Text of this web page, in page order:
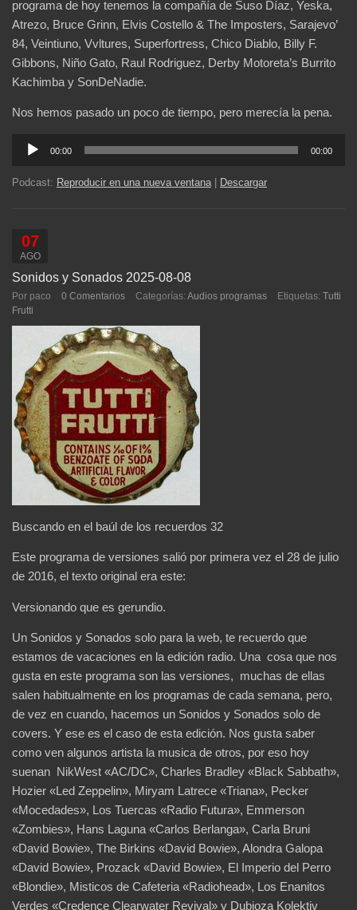
programa de hoy tenemos la compañía de Suso Díaz, Yeska,
Atrezo, Bruce Grinn, Elvis Costello & The Imposters, Sarajevo’
84, Veintiuno, Vvltures, Superfortress, Chico Diablo, Billy F.
Gibbons, Niño Gato, Raul Rodriguez, Derby Motoreta’s Burrito
Kachimba y SonDeNadie.
Nos hemos pasado un poco de tiempo, pero merecía la pena.
Reproductor
audio
00:00 00:00
Podcast: Reproducir en una nueva ventana| Descargar
07
AGO
Sonidos y Sonados 2025-08-08
Por paco 0 Comentarios Categorías: Audios programas Etiquetas: Tutti
Frutti
Buscando en el baúl de los recuerdos 32
Este programa de versiones salió por primera vez el 28 de julio
de 2016, el texto original era este:
Versionando que es gerundio.
Un Sonidos y Sonados solo para la web, te recuerdo que
estamos de vacaciones en la edición radio. Una cosa que nos
gusta en este programa son las versiones, muchas de ellas
salen habitualmente en los programas de cada semana, pero,
de vez en cuando, hacemos un Sonidos y Sonados solo de
covers. Y ese es el caso de esta edición. Nos gusta saber
como ven algunos artista la musica de otros, por eso hoy
suenan NikWest «AC/DC», Charles Bradley «Black Sabbath»,
Hozier «Led Zeppelin», Miryam Latrece «Triana», Pecker
«Mocedades», Los Tuercas «Radio Futura», Emmerson
«Zombies», Hans Laguna «Carlos Berlanga», Carla Bruni
«David Bowie», The Birkins «David Bowie», Alondra Galopa
«David Bowie», Prozack «David Bowie», El Imperio del Perro
«Blondie», Misticos de Cafeteria «Radiohead», Los Enanitos
Verdes «Credence Clearwater Revival» y Dubioza Kolektiv